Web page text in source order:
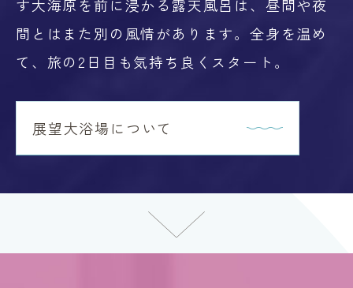
す大海原を前に浸かる露天風呂は、昼間や夜
間とはまた別の風情があります。全身を温め
て、旅の2日目も気持ち良くスタート。
展望大浴場について